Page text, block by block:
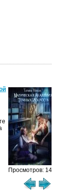
Просмотров: 1459